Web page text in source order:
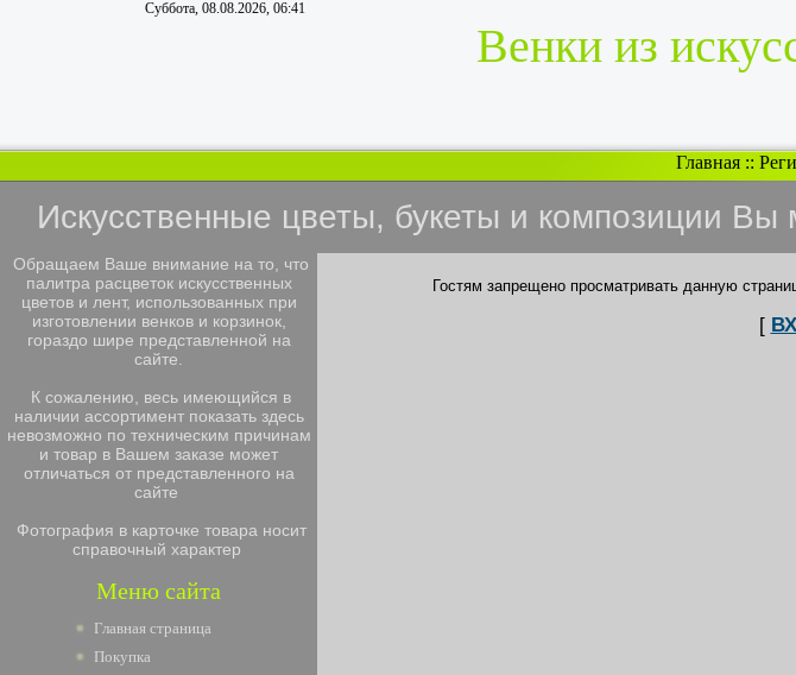
Суббота, 08.08.2026, 06:41
Венки из
Главная ::
Искусственные цветы, букеты и композиции
Обращаем Ваше внимание на то, что
палитра расцветок искусственных
цветов и лент, использованных при
изготовлении венков и корзинок,
гораздо шире представленной на
сайте.
К сожалению, весь имеющийся в
наличии ассортимент показать здесь
невозможно по техническим причинам
и товар в Вашем заказе может
отличаться от представленного на
сайте
Фотография в карточке товара носит
справочный характер
Меню сайта
Главная страница
Покупка
Гостям запрещено просматривать данную
[